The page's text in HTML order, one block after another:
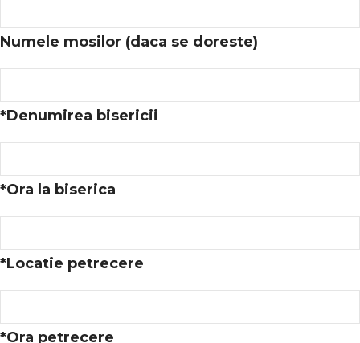
Numele mosilor (daca se doreste)
*Denumirea bisericii
*Ora la biserica
*Locatie petrecere
*Ora petrecere